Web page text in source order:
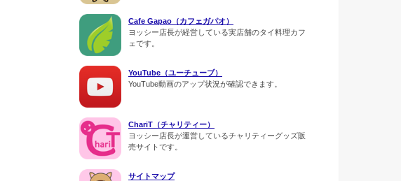
Cafe Gapao（カフェガパオ）
ヨッシー店長が経営している実店舗のタイ料理カフ
ェです。
YouTube（ユーチューブ）
YouTube動画のアップ状況が確認できます。
ChariT（チャリティー）
ヨッシー店長が運営しているチャリティーグッズ販
売サイトです。
サイトマップ